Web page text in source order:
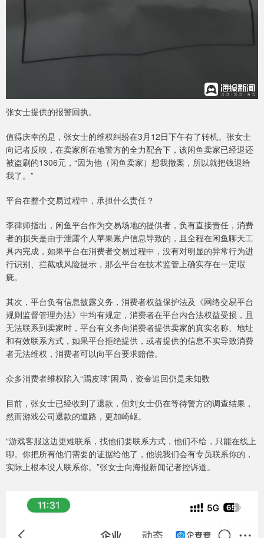
张女士提供的报警回执。
值得庆幸的是，张女士的维权纠纷在3月12日下午有了转机。张女士
向记者反映，在卖家所在地警方的全力配合下，该闲鱼卖家已经退还
被盗刷的1306元，“因为他（闲鱼卖家）想我撤案，所以就把钱退给
我了。”
平台在整个交易过程中，承担什么责任？
李律师指出，闲鱼平台作为交易场地的提供者，负有直接责任，消费
者的损失是由于泄露个人苹果账户信息导致的，且全程在闲鱼聊天工
具内完成，如果平台在消费者交易过程中，没有对明显的异常行为进
行识别、拦截或风险提示，那么平台在技术监管上确实存在一定瑕
疵。
其次，平台负有信息披露义务，消费者权益保护法及《网络交易平台
规则监督管理办法》中均有规定，消费者在平台内合法权益受损，且
无法联系到卖家时，平台有义务向消费者提供卖家的真实名称、地址
和有效联系方式，如果平台拒绝提供，或者提供的信息不实导致消费
者无法维权，消费者可以向平台要求赔偿。
众多消费者维权陷入“踢皮球”困局，资金追回仍是未知数
目前，张女士已经收到了退款，但刘女士仍在等待警方的调查结果，
然而游戏公司退款的道路，更加崎岖。
“游戏客服这边更难联系，找他们要联系方式，他们不给，只能在线上
聊。你把所有他们需要的证据给他了，他说我们会有专员联系你的，
实际上根本没人联系你。”张女士向海报新闻记者控诉道。